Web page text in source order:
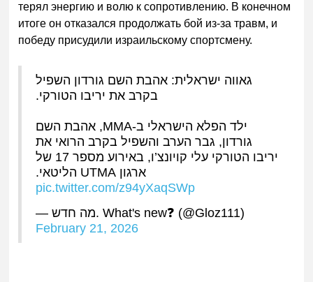
терял энергию и волю к сопротивлению. В конечном
итоге он отказался продолжать бой из-за травм, и
победу присудили израильскому спортсмену.
גאווה ישראלית: אהבת השם גורדון השפיל
בקרב את יריבו הטורקי.
ילד הפלא הישראלי ב-MMA, אהבת השם
גורדון, גבר הערב והשפיל בקרב הרואי את
יריבו הטורקי עלי קויונצ’ו, באירוע מספר 17 של
ארגון UTMA הליטאי.
pic.twitter.com/z94yXaqSWp
— מה חדש. What's new❓ (@Gloz111)
February 21, 2026